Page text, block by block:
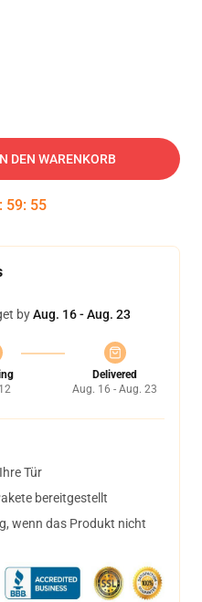
DEN WARENKORB
: 59: 54
byAug. 16 - Aug. 23
Delivered
Aug. 16 - Aug. 23
Tür
bereitgestellt
wenn das Produkt nicht